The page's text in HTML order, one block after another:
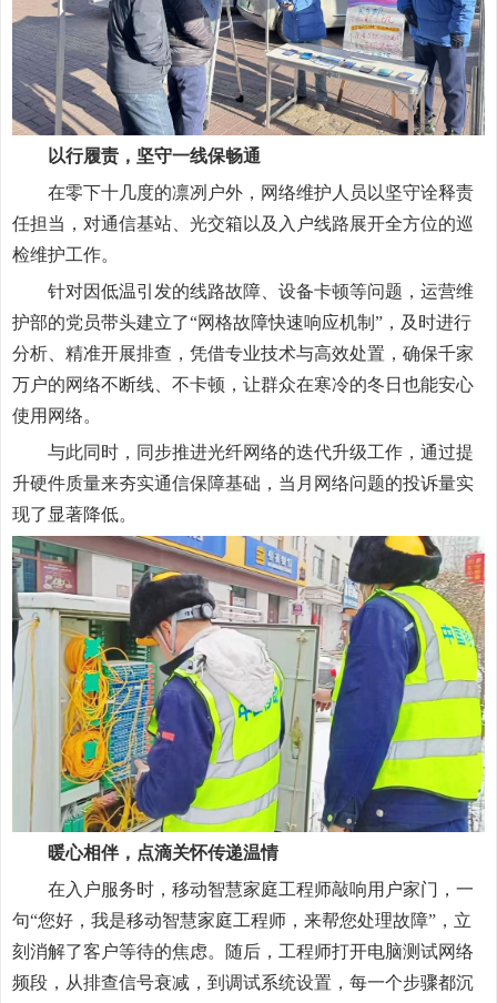
以行履责，坚守一线保畅通
在零下十几度的凛冽户外，网络维护人员以坚守诠释责
任担当，对通信基站、光交箱以及入户线路展开全方位的巡
检维护工作。
针对因低温引发的线路故障、设备卡顿等问题，运营维
护部的党员带头建立了“网格故障快速响应机制”，及时进行
分析、精准开展排查，凭借专业技术与高效处置，确保千家
万户的网络不断线、不卡顿，让群众在寒冷的冬日也能安心
使用网络。
与此同时，同步推进光纤网络的迭代升级工作，通过提
升硬件质量来夯实通信保障基础，当月网络问题的投诉量实
现了显著降低。
暖心相伴，点滴关怀传递温情
在入户服务时，移动智慧家庭工程师敲响用户家门，一
句“您好，我是移动智慧家庭工程师，来帮您处理故障”，立
刻消解了客户等待的焦虑。随后，工程师打开电脑测试网络
频段，从排查信号衰减，到调试系统设置，每一个步骤都沉